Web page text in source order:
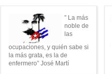
” La más
noble de
las
ocupaciones, y quién sabe si
la más grata, es la de
enfermero” José Martí